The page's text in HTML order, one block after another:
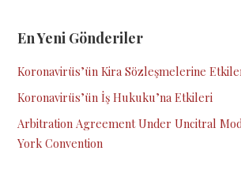
En Yeni Gönderiler
Koronavirüs’ün Kira Sözleşmelerine
Koronavirüs’ün İş Hukuku’na Etkileri
Arbitration Agreement Under Uncitral
York Convention